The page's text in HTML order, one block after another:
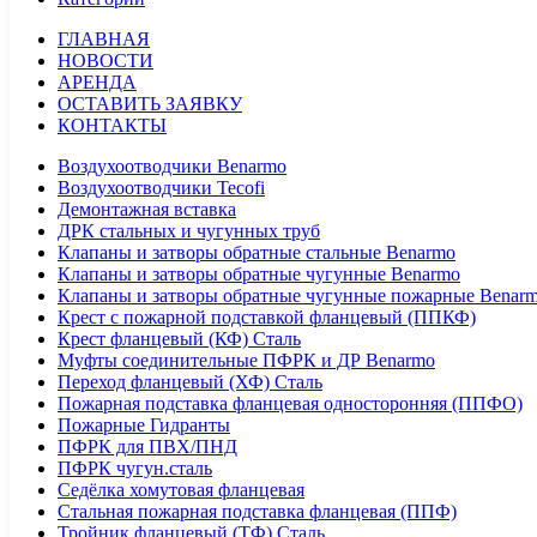
ГЛАВНАЯ
НОВОСТИ
АРЕНДА
ОСТАВИТЬ ЗАЯВКУ
КОНТАКТЫ
Воздухоотводчики Benarmo
Воздухоотводчики Tecofi
Демонтажная вставка
ДРК стальных и чугунных труб
Клапаны и затворы обратные стальные Benarmo
Клапаны и затворы обратные чугунные Benarmo
Клапаны и затворы обратные чугунные пожарные
Крест с пожарной подставкой фланцевый (ППКФ)
Крест фланцевый (КФ) Сталь
Муфты соединительные ПФРК и ДР Benarmo
Переход фланцевый (ХФ) Сталь
Пожарная подставка фланцевая односторонняя (ППФО)
Пожарные Гидранты
ПФРК для ПВХ/ПНД
ПФРК чугун.сталь
Седёлка хомутовая фланцевая
Стальная пожарная подставка фланцевая (ППФ)
Тройник фланцевый (ТФ) Сталь